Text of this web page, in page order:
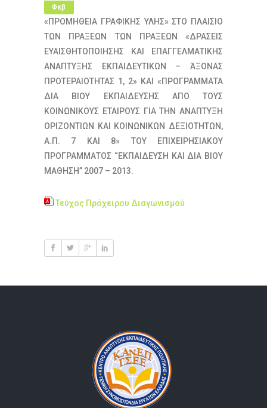
Φεβ
«ΠΡΟΜΗΘΕΙΑ ΓΡΑΦΙΚΗΣ ΥΛΗΣ» ΣΤΟ ΠΛΑΙΣΙΟ
ΤΩΝ ΠΡΑΞΕΩΝ ΤΩΝ ΠΡΑΞΕΩΝ «ΔΡΑΣΕΙΣ
ΕΥΑΙΣΘΗΤΟΠΟΙΗΣΗΣ ΚΑΙ ΕΠΑΓΓΕΛΜΑΤΙΚΗΣ
ΑΝΑΠΤΥΞΗΣ ΕΚΠΑΙΔΕΥΤΙΚΩΝ – ΆΞΟΝΑΣ
ΠΡΟΤΕΡΑΙΟΤΗΤΑΣ 1, 2» ΚΑΙ «ΠΡΟΓΡΑΜΜΑΤΑ
ΔΙΑ ΒΙΟΥ ΕΚΠΑΙΔΕΥΣΗΣ ΑΠΟ ΤΟΥΣ
ΚΟΙΝΩΝΙΚΟΥΣ ΕΤΑΙΡΟΥΣ ΓΙΑ ΤΗΝ ΑΝΑΠΤΥΞΗ
ΟΡΙΖΟΝΤΙΩΝ ΚΑΙ ΚΟΙΝΩΝΙΚΩΝ ΔΕΞΙΟΤΗΤΩΝ,
Α.Π. 7 ΚΑΙ 8» ΤΟΥ ΕΠΙΧΕΙΡΗΣΙΑΚΟΥ
ΠΡΟΓΡΑΜΜΑΤΟΣ “ΕΚΠΑΙΔΕΥΣΗ ΚΑΙ ΔΙΑ ΒΙΟΥ
ΜΑΘΗΣΗ” 2007 – 2013.
Τεύχος Πρόχειρου Διαγωνισμού